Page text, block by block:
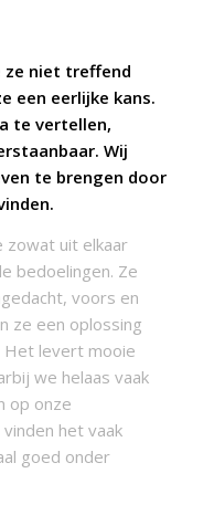
ze niet treffend
een eerlijke kans.
te vertellen,
Wij
te brengen door
zowat uit elkaar
bedoelingen. Ze
voors en
ze een oplossing
levert mooie
we helaas vaak
op onze
het vaak
goed onder